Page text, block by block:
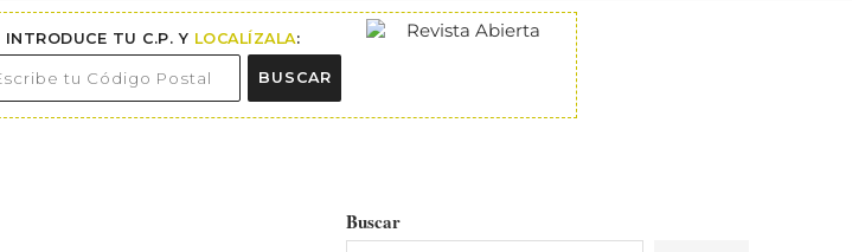
INTRODUCE TU C.P. Y LOCALÍZALA:
BUSCAR
Buscar